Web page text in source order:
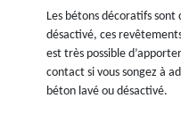
Les bétons décoratifs
désactivé, ces
est très possible
contact si vous songez à
béton lavé ou désactivé.